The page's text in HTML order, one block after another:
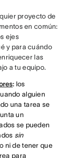
proyecto de
en común:
ejes
y para cuándo
las
a tu equipo.
: los
alguien
una tarea se
un
se pueden
sin
ni de tener que
para